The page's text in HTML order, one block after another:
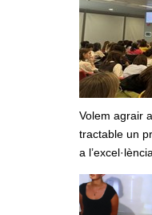
Volem agrair
tractable un
a